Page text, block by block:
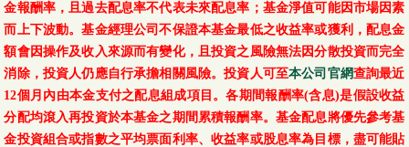
金報酬率，且過去配息率不代表未來配息率；基金淨值可能因市場因素
而上下波動。基金經理公司不保證本基金最低之收益率或獲利，配息金
額會因操作及收入來源而有變化，且投資之風險無法因分散投資而完全
消除，投資人仍應自行承擔相關風險。投資人可至本公司官網查詢最近
12個月內由本金支付之配息組成項目。各期間報酬率(含息)是假設收益
分配均滾入再投資於本基金之期間累積報酬率。基金配息將優先參考基
金投資組合或指數之平均票面利率、收益率或股息率為目標，盡可能貼